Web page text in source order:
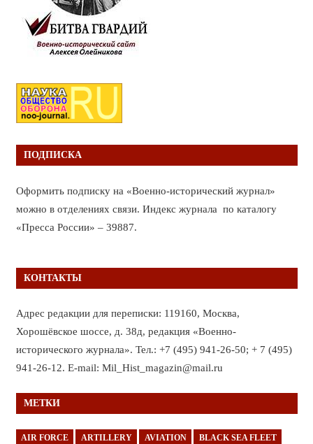
ПОДПИСКА
Оформить подписку на «Военно-исторический журнал»
можно в отделениях связи. Индекс журнала по каталогу
«Пресса России» – 39887.
КОНТАКТЫ
Адрес редакции для переписки: 119160, Москва,
Хорошёвское шоссе, д. 38д, редакция «Военно-
исторического журнала». Тел.: +7 (495) 941-26-50; + 7 (495)
941-26-12. E-mail: Mil_Hist_magazin@mail.ru
МЕТКИ
AIR FORCE ARTILLERY AVIATION BLACK SEA FLEET